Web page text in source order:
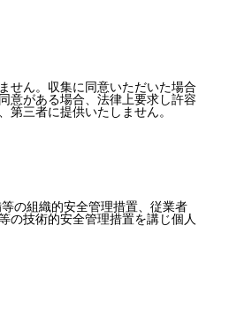
せん。収集に同意いただいた場合
意がある場合、法律上要求し許容
三者に提供いたしません。
の組織的安全管理措置、従業者
の技術的安全管理措置を講じ個人